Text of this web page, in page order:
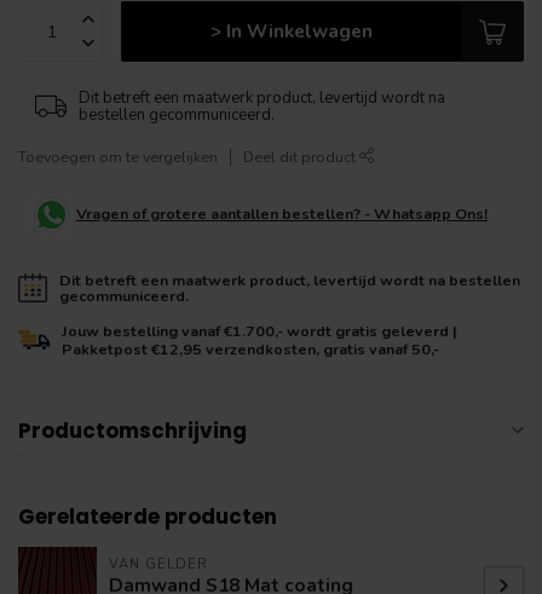
> In Winkelwagen
Dit betreft een maatwerk product, levertijd wordt na
bestellen gecommuniceerd.
Toevoegen om te vergelijken Deel dit product
Vragen of grotere aantallen bestellen? - Whatsapp Ons!
Dit betreft een maatwerk product, levertijd wordt na bestellen
gecommuniceerd.
Jouw bestelling vanaf €1.700,- wordt gratis geleverd |
Pakketpost €12,95 verzendkosten, gratis vanaf 50,-
Productomschrijving
Gerelateerde producten
VAN GELDER
Damwand S18 Mat coating